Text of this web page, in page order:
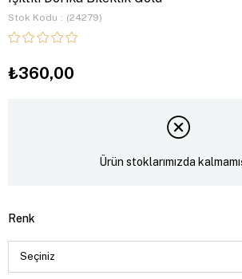
Stok Kodu (24279)
₺360,00
Ürün stoklarımızda
Renk